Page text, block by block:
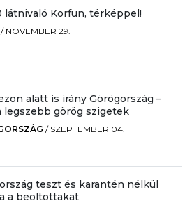
látnivaló Korfun, térképpel!
/ NOVEMBER 29.
alatt is irány Görögország –
legszebb görög szigetek
/ SZEPTEMBER 04.
teszt és karantén nélkül
a beoltottakat